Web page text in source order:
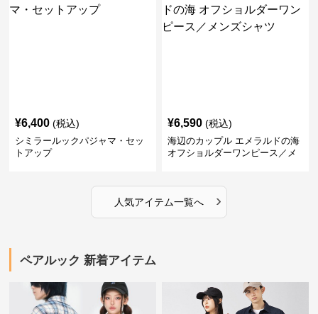
¥6,400 (税込)
シミラールックパジャマ・セッ
トアップ
¥6,590 (税込)
海辺のカップル エメラルドの海
オフショルダーワンピース／メ
人気アイテム一覧へ ›
ペアルック 新着アイテム